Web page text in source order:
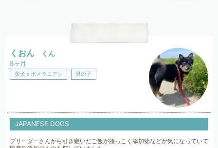
くおん くん
8ヶ月
柴犬ｘポメラニアン 男の子
JAPANESE DOGS
ブリーダーさんから引き継いだご飯が脂っこく添加物などが気になっていて